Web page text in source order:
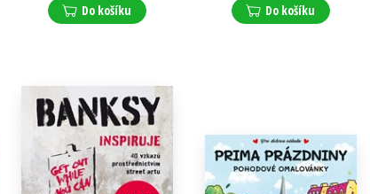
Do košíku Do košíku